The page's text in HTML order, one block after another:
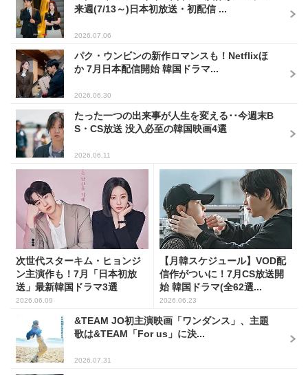
来週(7/13～)日本初放送・初配信 ...
2026.07.06
パク・ウンビンの新作ロマンスも！Netflixほ
か 7月日本配信開始 韓国ドラマ...
2026.06.30
たった一つの出来事が人生を変える･･今週末B
S・CS放送 没入必至の韓国映画4選
2026.06.11
次世代スターキム・ヒョンジ
ン主演作も！7月「日本初放
送」最新韓国ドラマ3選
2026.06.09
【月韓スケジュール】VOD配
信作がついに！7月CS放送開
始 韓国ドラマ(全62選...
2026.06.23
&TEAM JO初主演映画「ワンダンス」、主題
歌は&TEAM「For us」に決...
2026.07.31